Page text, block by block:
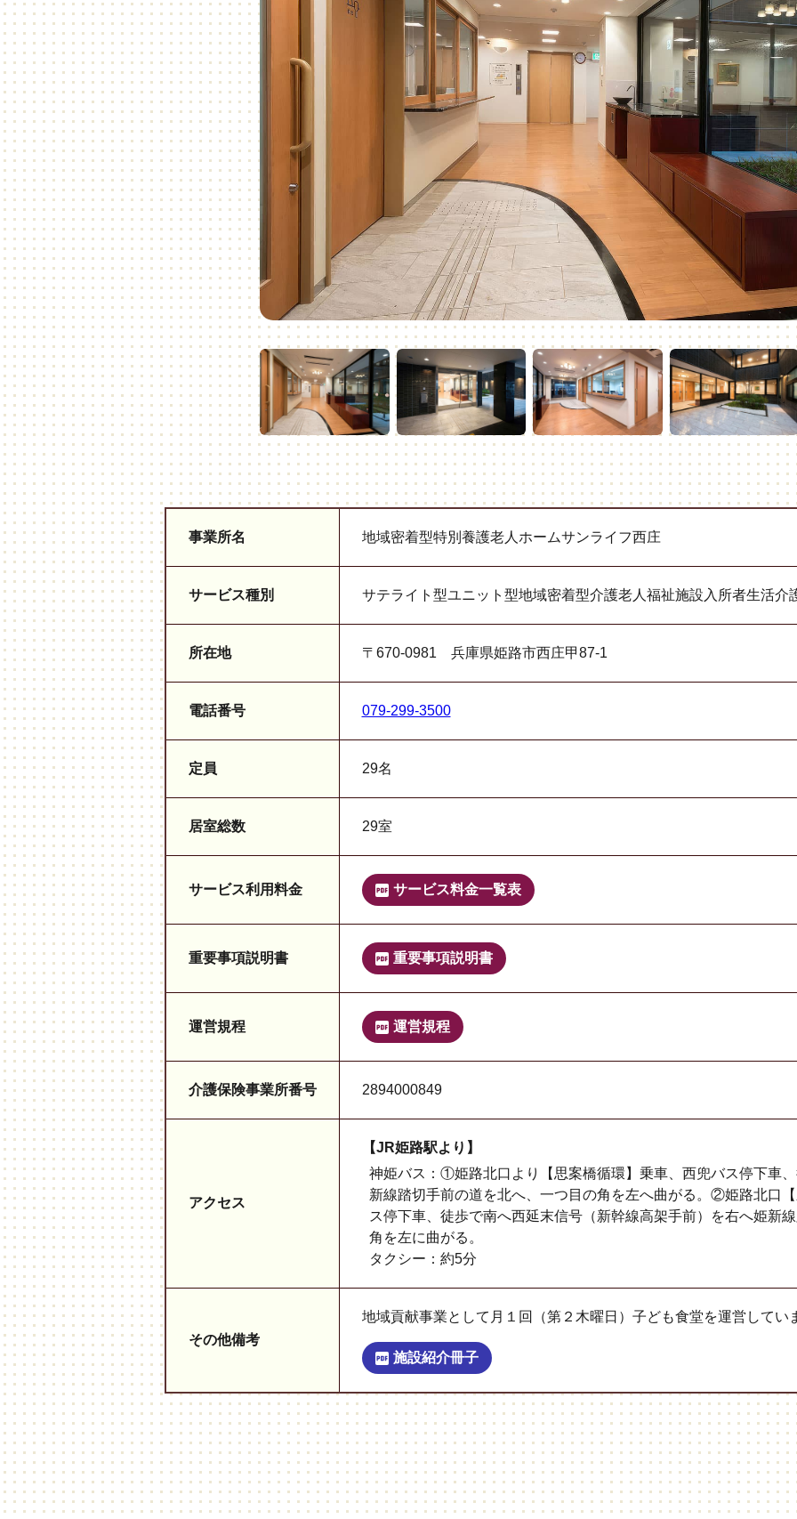
事業所名 地域密着型特別養護老人ホームサンライフ西庄
サービス種別 サテライト型ユニット型地域密着型介護老人福祉施設入所者生活介
所在地 〒670-0981 兵庫県姫路市西庄甲87-1
電話番号 079-299-3500
定員 29名
居室総数 29室
サービス利用料金 サービス料金一覧表
重要事項説明書 重要事項説明書
運営規程 運営規程
介護保険事業所番号 2894000849
アクセス
【JR姫路駅より】
神姫バス：①姫路北口より【思案橋循環】乗車、西兜バス停下車
新線踏切手前の道を北へ、一つ目の角を左へ曲がる。②姫路北口
ス停下車、徒歩で南へ西延末信号（新幹線高架手前）を右へ姫新
角を左に曲がる。
タクシー：約5分
その他備考
地域貢献事業として月１回（第２木曜日）子ども食堂を運営してい
施設紹介冊子